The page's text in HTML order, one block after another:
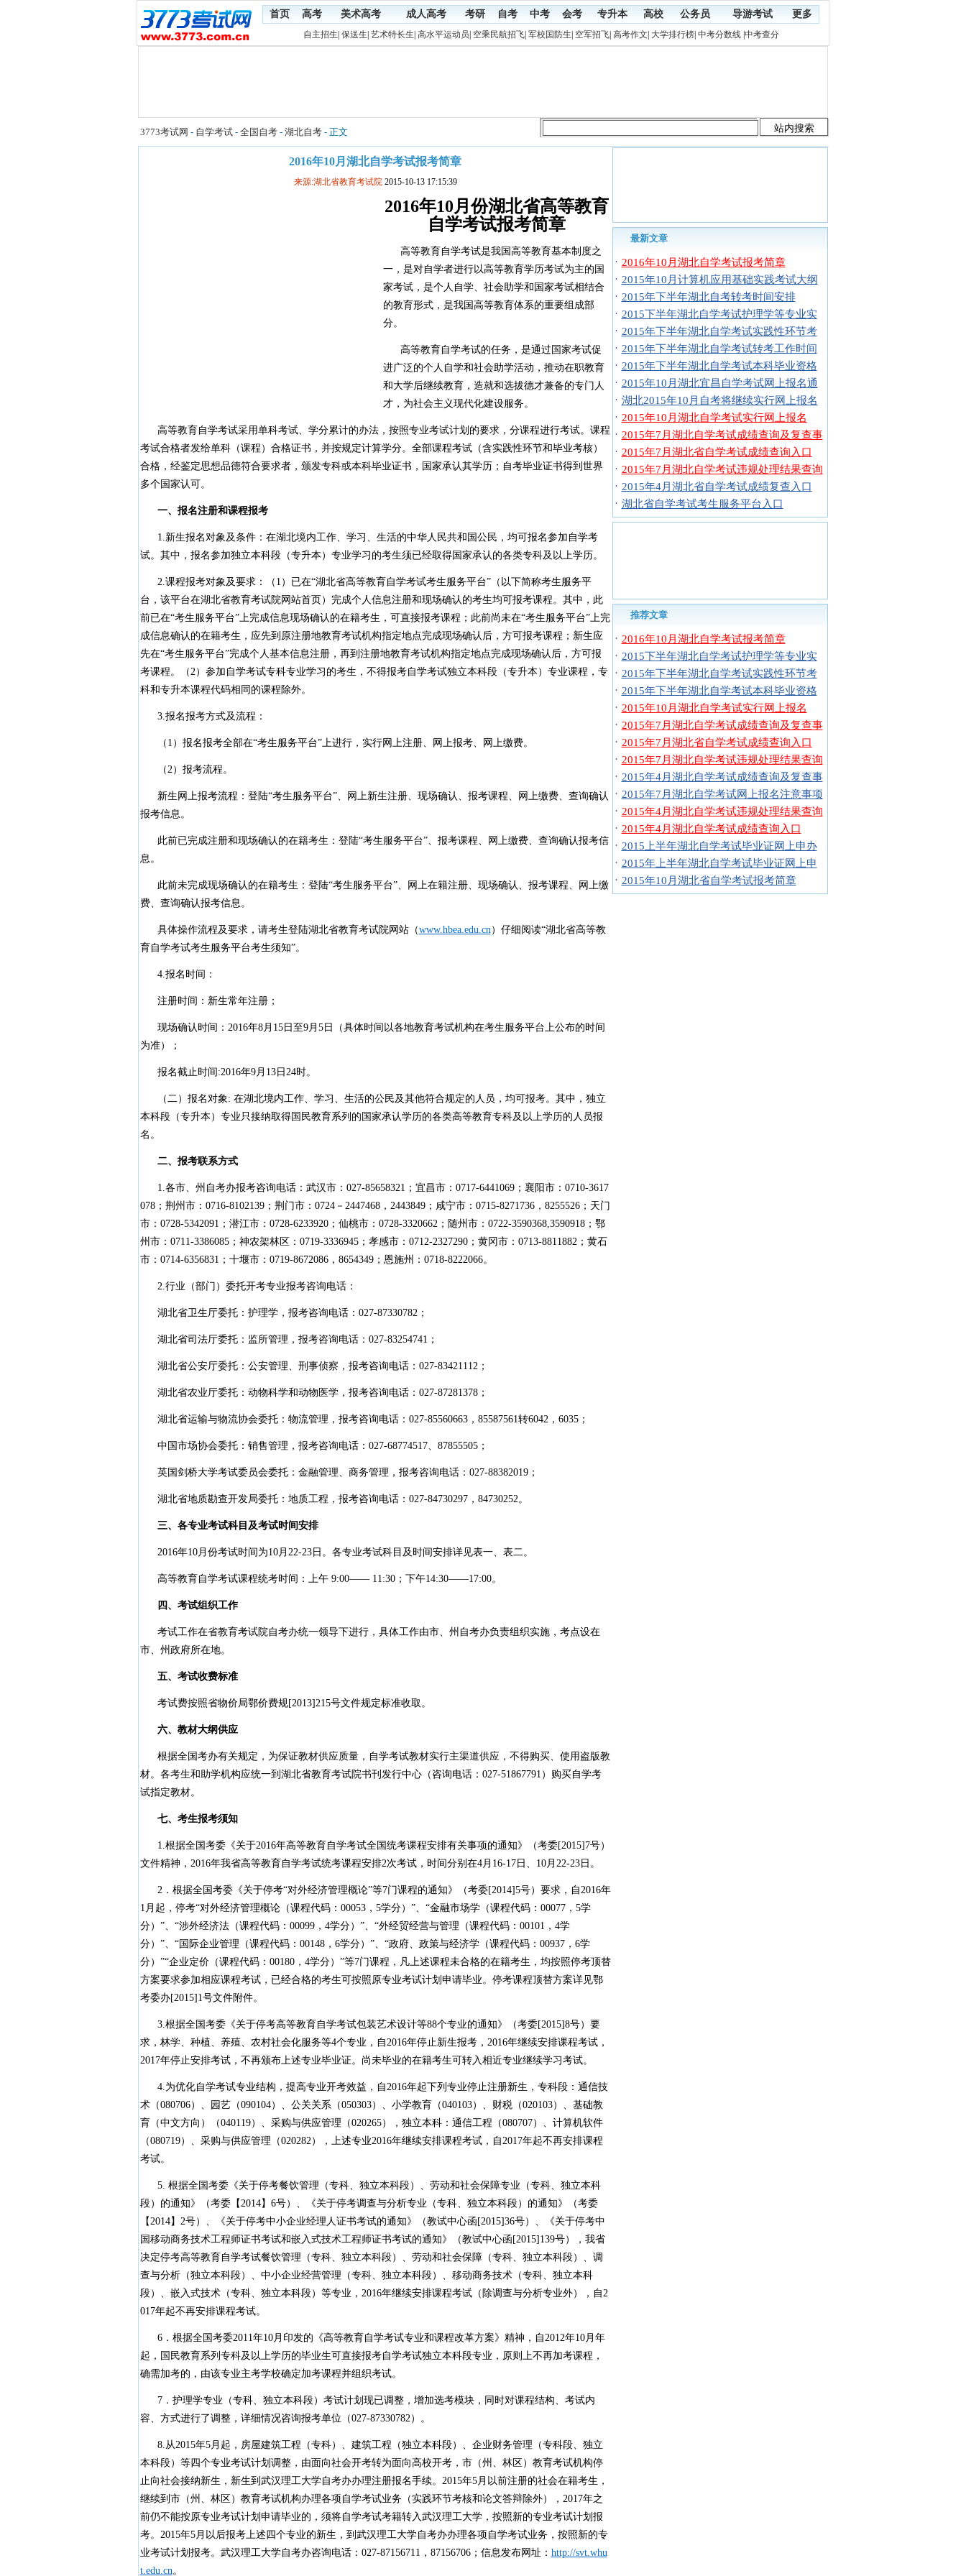
首页 高考 美术高考 成人高考 考研 自考 中考 会考 专升本 高校 公务员 导游考试 更多
自主招生 保送生 艺术特长生 高水平运动员 空乘民航招飞| 军校国防生 空军招飞| 高考作文 大学排行榜| 中考分数线| 中考查分
3773考试网 - 自学考试 - 全国自考 - 湖北自考 - 正文
2016年10月湖北自学考试报考简章
来源:湖北省教育考试院 2015-10-13 17:15:39
2016年10月份湖北省高等教育
自学考试报考简章
高等教育自学考试是我国高等教育基本制度之
一，是对自学者进行以高等教育学历考试为主的国
家考试，是个人自学、社会助学和国家考试相结合
的教育形式，是我国高等教育体系的重要组成部
分。
高等教育自学考试的任务，是通过国家考试促
进广泛的个人自学和社会助学活动，推动在职教育
和大学后继续教育，造就和选拔德才兼备的专门人
才，为社会主义现代化建设服务。
高等教育自学考试采用单科考试、学分累计的办法，按照专业考试计划的要求，分课程进行考试。课程
考试合格者发给单科（课程）合格证书，并按规定计算学分。全部课程考试（含实践性环节和毕业考核）
合格，经鉴定思想品德符合要求者，颁发专科或本科毕业证书，国家承认其学历；自考毕业证书得到世界
多个国家认可。
一、报名注册和课程报考
1.新生报名对象及条件：在湖北境内工作、学习、生活的中华人民共和国公民，均可报名参加自学考
试。其中，报名参加独立本科段（专升本）专业学习的考生须已经取得国家承认的各类专科及以上学历。
2.课程报考对象及要求：（1）已在“湖北省高等教育自学考试考生服务平台”（以下简称考生服务平
台，该平台在湖北省教育考试院网站首页）完成个人信息注册和现场确认的考生均可报考课程。其中，此
前已在“考生服务平台”上完成信息现场确认的在籍考生，可直接报考课程；此前尚未在“考生服务平台”上完
成信息确认的在籍考生，应先到原注册地教育考试机构指定地点完成现场确认后，方可报考课程；新生应
先在“考生服务平台”完成个人基本信息注册，再到注册地教育考试机构指定地点完成现场确认后，方可报
考课程。（2）参加自学考试专科专业学习的考生，不得报考自学考试独立本科段（专升本）专业课程，专
科和专升本课程代码相同的课程除外。
3.报名报考方式及流程：
（1）报名报考全部在“考生服务平台”上进行，实行网上注册、网上报考、网上缴费。
（2）报考流程。
新生网上报考流程：登陆“考生服务平台”、网上新生注册、现场确认、报考课程、网上缴费、查询确认
报考信息。
此前已完成注册和现场确认的在籍考生：登陆“考生服务平台”、报考课程、网上缴费、查询确认报考信
息。
此前未完成现场确认的在籍考生：登陆“考生服务平台”、网上在籍注册、现场确认、报考课程、网上缴
费、查询确认报考信息。
具体操作流程及要求，请考生登陆湖北省教育考试院网站（www.hbea.edu.cn）仔细阅读“湖北省高等教
育自学考试考生服务平台考生须知”。
4.报名时间：
注册时间：新生常年注册；
现场确认时间：2016年8月15日至9月5日（具体时间以各地教育考试机构在考生服务平台上公布的时间
为准）；
报名截止时间:2016年9月13日24时。
（二）报名对象: 在湖北境内工作、学习、生活的公民及其他符合规定的人员，均可报考。其中，独立
本科段（专升本）专业只接纳取得国民教育系列的国家承认学历的各类高等教育专科及以上学历的人员报
名。
二、报考联系方式
1.各市、州自考办报考咨询电话：武汉市：027-85658321；宜昌市：0717-6441069；襄阳市：0710-3617
078；荆州市：0716-8102139；荆门市：0724－2447468，2443849；咸宁市：0715-8271736，8255526；天门
市：0728-5342091；潜江市：0728-6233920；仙桃市：0728-3320662；随州市：0722-3590368,3590918；鄂
州市：0711-3386085；神农架林区：0719-3336945；孝感市：0712-2327290；黄冈市：0713-8811882；黄石
市：0714-6356831；十堰市：0719-8672086，8654349；恩施州：0718-8222066。
2.行业（部门）委托开考专业报考咨询电话：
湖北省卫生厅委托：护理学，报考咨询电话：027-87330782；
湖北省司法厅委托：监所管理，报考咨询电话：027-83254741；
湖北省公安厅委托：公安管理、刑事侦察，报考咨询电话：027-83421112；
湖北省农业厅委托：动物科学和动物医学，报考咨询电话：027-87281378；
湖北省运输与物流协会委托：物流管理，报考咨询电话：027-85560663，85587561转6042，6035；
中国市场协会委托：销售管理，报考咨询电话：027-68774517、87855505；
英国剑桥大学考试委员会委托：金融管理、商务管理，报考咨询电话：027-88382019；
湖北省地质勘查开发局委托：地质工程，报考咨询电话：027-84730297，84730252。
三、各专业考试科目及考试时间安排
2016年10月份考试时间为10月22-23日。各专业考试科目及时间安排详见表一、表二。
高等教育自学考试课程统考时间：上午 9:00—— 11:30；下午14:30——17:00。
四、考试组织工作
考试工作在省教育考试院自考办统一领导下进行，具体工作由市、州自考办负责组织实施，考点设在
市、州政府所在地。
五、考试收费标准
考试费按照省物价局鄂价费规[2013]215号文件规定标准收取。
六、教材大纲供应
根据全国考办有关规定，为保证教材供应质量，自学考试教材实行主渠道供应，不得购买、使用盗版教
材。各考生和助学机构应统一到湖北省教育考试院书刊发行中心（咨询电话：027-51867791）购买自学考
试指定教材。
七、考生报考须知
1.根据全国考委《关于2016年高等教育自学考试全国统考课程安排有关事项的通知》（考委[2015]7号）
文件精神，2016年我省高等教育自学考试统考课程安排2次考试，时间分别在4月16-17日、10月22-23日。
2．根据全国考委《关于停考“对外经济管理概论”等7门课程的通知》（考委[2014]5号）要求，自2016年
1月起，停考“对外经济管理概论（课程代码：00053，5学分）”、“金融市场学（课程代码：00077，5学
分）”、“涉外经济法（课程代码：00099，4学分）”、“外经贸经营与管理（课程代码：00101，4学
分）”、“国际企业管理（课程代码：00148，6学分）”、“政府、政策与经济学（课程代码：00937，6学
分）”“企业定价（课程代码：00180，4学分）”等7门课程，凡上述课程未合格的在籍考生，均按照停考顶替
方案要求参加相应课程考试，已经合格的考生可按照原专业考试计划申请毕业。停考课程顶替方案详见鄂
考委办[2015]1号文件附件。
3.根据全国考委《关于停考高等教育自学考试包装艺术设计等88个专业的通知》（考委[2015]8号）要
求，林学、种植、养殖、农村社会化服务等4个专业，自2016年停止新生报考，2016年继续安排课程考试，
2017年停止安排考试，不再颁布上述专业毕业证。尚未毕业的在籍考生可转入相近专业继续学习考试。
4.为优化自学考试专业结构，提高专业开考效益，自2016年起下列专业停止注册新生，专科段：通信技
术（080706）、园艺（090104）、公关关系（050303）、小学教育（040103）、财税（020103）、基础教
育（中文方向）（040119）、采购与供应管理（020265），独立本科：通信工程（080707）、计算机软件
（080719）、采购与供应管理（020282），上述专业2016年继续安排课程考试，自2017年起不再安排课程
考试。
5. 根据全国考委《关于停考餐饮管理（专科、独立本科段）、劳动和社会保障专业（专科、独立本科
段）的通知》（考委【2014】6号）、《关于停考调查与分析专业（专科、独立本科段）的通知》（考委
【2014】2号）、《关于停考中小企业经理人证书考试的通知》（教试中心函[2015]36号）、《关于停考中
国移动商务技术工程师证书考试和嵌入式技术工程师证书考试的通知》（教试中心函[2015]139号），我省
决定停考高等教育自学考试餐饮管理（专科、独立本科段）、劳动和社会保障（专科、独立本科段）、调
查与分析（独立本科段）、中小企业经营管理（专科、独立本科段）、移动商务技术（专科、独立本科
段）、嵌入式技术（专科、独立本科段）等专业，2016年继续安排课程考试（除调查与分析专业外），自2
017年起不再安排课程考试。
6．根据全国考委2011年10月印发的《高等教育自学考试专业和课程改革方案》精神，自2012年10月年
起，国民教育系列专科及以上学历的毕业生可直接报考自学考试独立本科段专业，原则上不再加考课程，
确需加考的，由该专业主考学校确定加考课程并组织考试。
7．护理学专业（专科、独立本科段）考试计划现已调整，增加选考模块，同时对课程结构、考试内
容、方式进行了调整，详细情况咨询报考单位（027-87330782）。
8.从2015年5月起，房屋建筑工程（专科）、建筑工程（独立本科段）、企业财务管理（专科段、独立
本科段）等四个专业考试计划调整，由面向社会开考转为面向高校开考，市（州、林区）教育考试机构停
止向社会接纳新生，新生到武汉理工大学自考办办理注册报名手续。2015年5月以前注册的社会在籍考生，
继续到市（州、林区）教育考试机构办理各项自学考试业务（实践环节考核和论文答辩除外），2017年之
前仍不能按原专业考试计划申请毕业的，须将自学考试考籍转入武汉理工大学，按照新的专业考试计划报
考。2015年5月以后报考上述四个专业的新生，到武汉理工大学自考办办理各项自学考试业务，按照新的专
业考试计划报考。武汉理工大学自考办咨询电话：027-87156711，87156706；信息发布网址： http://svt.whu
t.edu.cn。
最新文章
· 2016年10月湖北自学考试报考简章
· 2015年10月计算机应用基础实践考试大纲
· 2015年下半年湖北自考转考时间安排
· 2015下半年湖北自学考试护理学等专业实
· 2015年下半年湖北自学考试实践性环节考
· 2015年下半年湖北自学考试转考工作时间
· 2015年下半年湖北自学考试本科毕业资格
· 2015年10月湖北宜昌自学考试网上报名通
· 湖北2015年10月自考将继续实行网上报名
· 2015年10月湖北自学考试实行网上报名
· 2015年7月湖北自学考试成绩查询及复查事
· 2015年7月湖北省自学考试成绩查询入口
· 2015年7月湖北自学考试违规处理结果查询
· 2015年4月湖北省自学考试成绩复查入口
· 湖北省自学考试考生服务平台入口
推荐文章
· 2016年10月湖北自学考试报考简章
· 2015下半年湖北自学考试护理学等专业实
· 2015年下半年湖北自学考试实践性环节考
· 2015年下半年湖北自学考试本科毕业资格
· 2015年10月湖北自学考试实行网上报名
· 2015年7月湖北自学考试成绩查询及复查事
· 2015年7月湖北省自学考试成绩查询入口
· 2015年7月湖北自学考试违规处理结果查询
· 2015年4月湖北自学考试成绩查询及复查事
· 2015年7月湖北自学考试网上报名注意事项
· 2015年4月湖北自学考试违规处理结果查询
· 2015年4月湖北自学考试成绩查询入口
· 2015上半年湖北自学考试毕业证网上申办
· 2015年上半年湖北自学考试毕业证网上申
· 2015年10月湖北省自学考试报考简章